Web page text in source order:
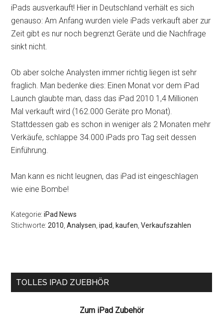
iPads ausverkauft! Hier in Deutschland verhält es sich
genauso: Am Anfang wurden viele iPads verkauft aber zur
Zeit gibt es nur noch begrenzt Geräte und die Nachfrage
sinkt nicht.
Ob aber solche Analysten immer richtig liegen ist sehr
fraglich. Man bedenke dies: Einen Monat vor dem iPad
Launch glaubte man, dass das iPad 2010 1,4 Millionen
Mal verkauft wird (162.000 Geräte pro Monat).
Stattdessen gab es schon in weniger als 2 Monaten mehr
Verkäufe, schlappe 34.000 iPads pro Tag seit dessen
Einführung.
Man kann es nicht leugnen, das iPad ist eingeschlagen
wie eine Bombe!
Kategorie:iPad News
Stichworte:2010 ,Analysen ,ipad kaufen ,Verkaufszahlen
Seitenspalte
TOLLES IPAD ZUEBHÖR
Zum iPad Zubehör